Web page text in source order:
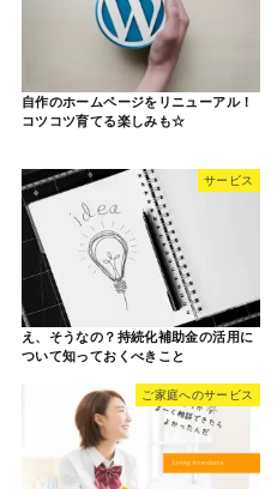
自作のホームページをリニューアル！
コツコツ育てる楽しみも☆
サービス
え、そうなの？持続化補助金の活用に
ついて知っておくべきこと
ご家庭へのサービス